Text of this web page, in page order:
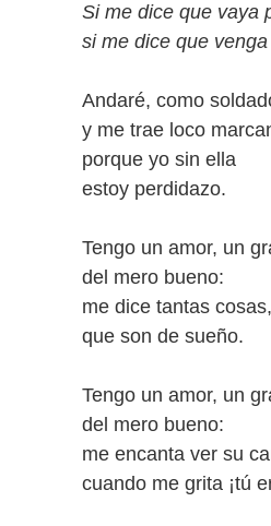
Si me dice que vaya
si me dice que
Andaré, como
y me trae loco
porque yo sin ella
estoy perdidazo.
Tengo un amor, un
del mero bueno:
me dice tantas
que son de sueño.
Tengo un amor, un
del mero bueno:
me encanta ver su
cuando me grita ¡tú